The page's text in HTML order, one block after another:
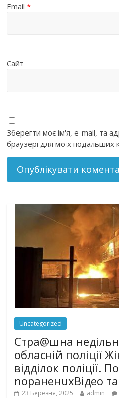
Email*
Сайт
Зберегти моє ім'я, e-mail, та
браузері для моїх подальших
Uncategorized
Стра@шна
обласній поліції
відділок поліції.
nораненuхВідео
23 Березня, 2025 admin